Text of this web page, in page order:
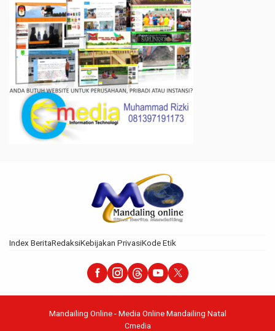
Index BeritaRedaksiKebijakan PrivasiKode Etik
Mandailing Online - Media Online Mandailing Natal
Cmedia